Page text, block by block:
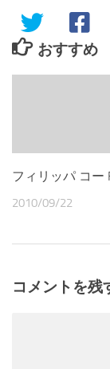
おすすめ
フィリッパ コー
2010/09/22
コメントを残